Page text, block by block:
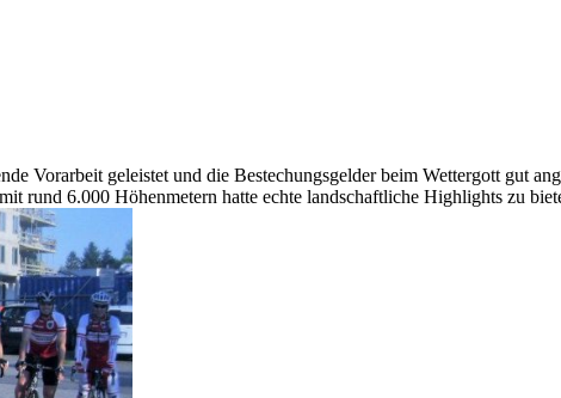
Vorarbeit geleistet und die Bestechungsgelder beim Wettergott gut
rund 6.000 Höhenmetern hatte echte landschaftliche Highlights zu